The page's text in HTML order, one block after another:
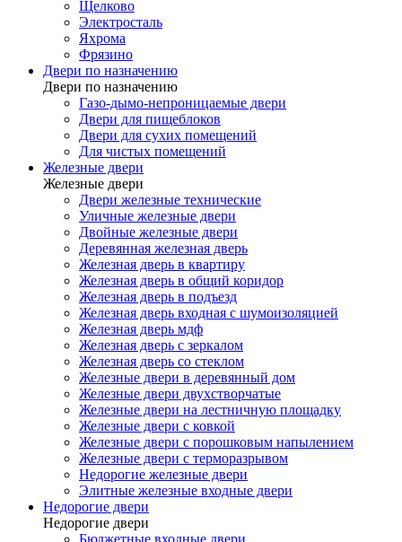
Щелково
Электросталь
Яхрома
Фрязино
Двери по назначению
Двери по назначению
Газо-дымо-непроницаемые двери
Двери для пищеблоков
Двери для сухих помещений
Для чистых помещений
Железные двери
Железные двери
Двери железные технические
Уличные железные двери
Двойные железные двери
Деревянная железная дверь
Железная дверь в квартиру
Железная дверь в общий коридор
Железная дверь в подъезд
Железная дверь входная с шумоизоляцией
Железная дверь мдф
Железная дверь с зеркалом
Железная дверь со стеклом
Железные двери в деревянный дом
Железные двери двухстворчатые
Железные двери на лестничную площадку
Железные двери с ковкой
Железные двери с порошковым напылением
Железные двери с терморазрывом
Недорогие железные двери
Элитные железные входные двери
Недорогие двери
Недорогие двери